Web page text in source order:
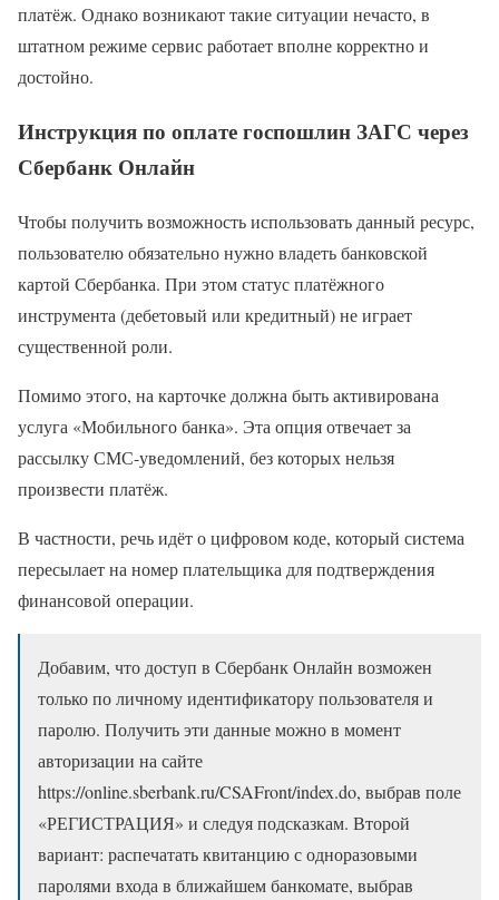
платёж. Однако возникают такие ситуации нечасто, в
штатном режиме сервис работает вполне корректно и
достойно.
Инструкция по оплате госпошлин ЗАГС через
Сбербанк Онлайн
Чтобы получить возможность использовать данный ресурс,
пользователю обязательно нужно владеть банковской
картой Сбербанка. При этом статус платёжного
инструмента (дебетовый или кредитный) не играет
существенной роли.
Помимо этого, на карточке должна быть активирована
услуга «Мобильного банка». Эта опция отвечает за
рассылку СМС-уведомлений, без которых нельзя
произвести платёж.
В частности, речь идёт о цифровом коде, который система
пересылает на номер плательщика для подтверждения
финансовой операции.
Добавим, что доступ в Сбербанк Онлайн возможен
только по личному идентификатору пользователя и
паролю. Получить эти данные можно в момент
авторизации на сайте
https://online.sberbank.ru/CSAFront/index.do, выбрав поле
«РЕГИСТРАЦИЯ» и следуя подсказкам. Второй
вариант: распечатать квитанцию с одноразовыми
паролями входа в ближайшем банкомате, выбрав